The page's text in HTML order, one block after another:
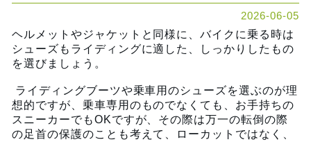
2026-06-05
ヘルメットやジャケットと同様に、バイクに乗る時は
シューズもライディングに適した、しっかりしたもの
を選びましょう。
ライディングブーツや乗車用のシューズを選ぶのが理
想的ですが、乗車専用のものでなくても、お手持ちの
スニーカーでもOKですが、その際は万一の転倒の際
の足首の保護のことも考えて、ローカットではなく、